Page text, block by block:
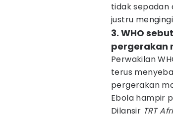
tidak sepadan
justru
3. WHO
pergerakan
Perwakilan
terus
pergerakan
Ebola hampir
Dilansir TRT